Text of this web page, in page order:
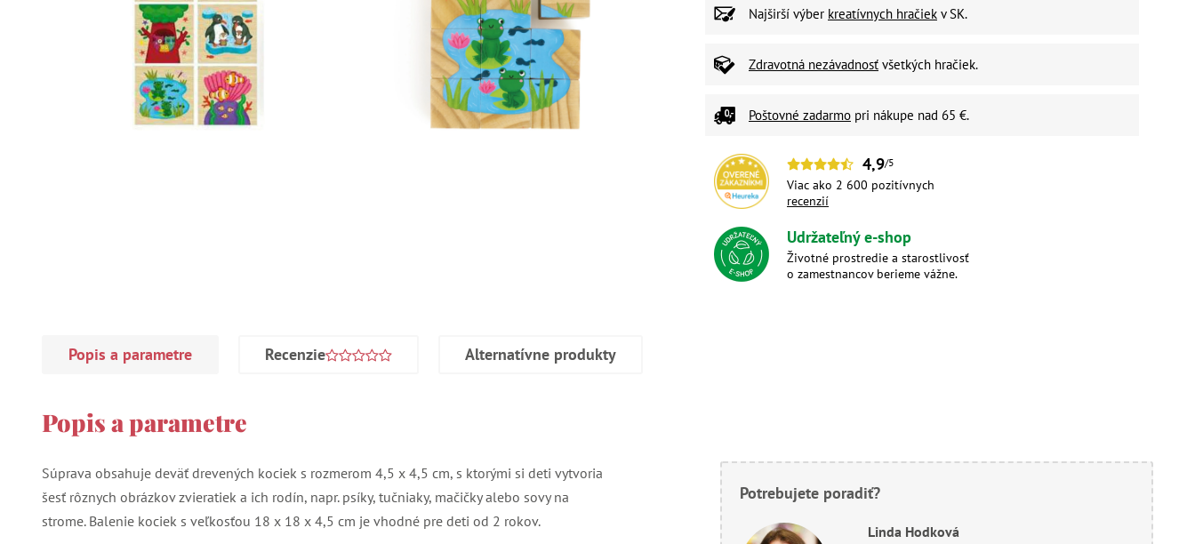
Najširší výber kreatívnych hračiek v SK.
Zdravotná nezávadnosť všetkých hračiek.
Poštovné zadarmo pri nákupe nad 65 €.
4,9/5
Viac ako 2 600 pozitívnych
recenzií
Udržateľný e-shop
Životné prostredie a starostlivosť
o zamestnancov berieme vážne.
Popis a parametre Recenzie Alternatívne produkty
Popis a parametre
Súprava obsahuje deväť drevených kociek s rozmerom 4,5 x 4,5 cm, s ktorými si deti vytvoria
šesť rôznych obrázkov zvieratiek a ich rodín, napr. psíky, tučniaky, mačičky alebo sovy na
strome. Balenie kociek s veľkosťou 18 x 18 x 4,5 cm je vhodné pre deti od 2 rokov.
Potrebujete poradiť?
Linda Hodková